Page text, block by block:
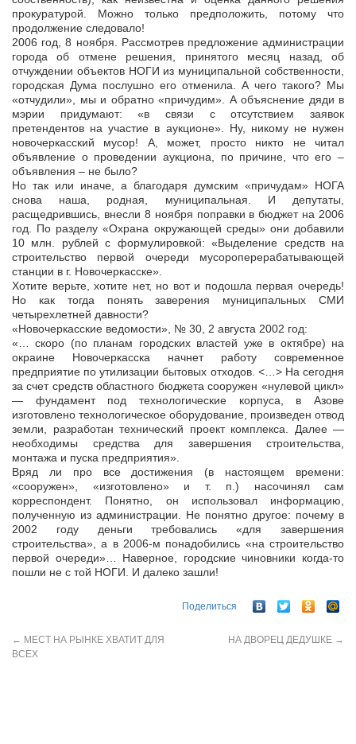
прокуратурой. Можно только предположить, потому что
продолжение следовало!
2006 год, 8 ноября. Рассмотрев предложение администрации
города об отмене решения, принятого месяц назад, об
отчуждении объектов НОГИ из муниципальной собственности,
городская Дума послушно его отменила. А чего такого? Мы
«отчудили», мы и обратно «причудим». А объяснение дяди в
мэрии придумают: «в связи с отсутствием заявок
претендентов на участие в аукционе». Ну, никому не нужен
новочеркасский мусор! А, может, просто никто не читал
объявление о проведении аукциона, по причине, что его –
объявления – не было?
Но так или иначе, а благодаря думским «причудам» НОГА
снова наша, родная, муниципальная. И депутаты,
расщедрившись, внесли 8 ноября поправки в бюджет на 2006
год. По разделу «Охрана окружающей среды» они добавили
10 млн. рублей с формулировкой: «Выделение средств на
строительство первой очереди мусороперерабатывающей
станции в г. Новочеркасске».
Хотите верьте, хотите нет, но вот и подошла первая очередь!
Но как тогда понять заверения муниципальных СМИ
четырехлетней давности?
«Новочеркасские ведомости», № 30, 2 августа 2002 год:
«… скоро (по планам городских властей уже в октябре) на
окраине Новочеркасска начнет работу современное
предприятие по утилизации бытовых отходов. <…> На сегодня
за счет средств областного бюджета сооружен «нулевой цикл»
— фундамент под технологические корпуса, в Азове
изготовлено технологическое оборудование, произведен отвод
земли, разработан технический проект комплекса. Далее —
необходимы средства для завершения строительства,
монтажа и пуска предприятия».
Вряд ли про все достижения (в настоящем времени:
«сооружен», «изготовлено» и т. п.) насочинял сам
корреспондент. Понятно, он использовал информацию,
полученную из администрации. Не понятно другое: почему в
2002 году деньги требовались «для завершения
строительства», а в 2006-м понадобились «на строительство
первой очереди»… Наверное, городские чиновники когда-то
пошли не с той НОГИ. И далеко зашли!
Поделиться
← МЕСТ НА РЫНКЕ ХВАТИТ ДЛЯ
ВСЕХ
НА ДВОРЕЦ ДЕДУШКЕ →